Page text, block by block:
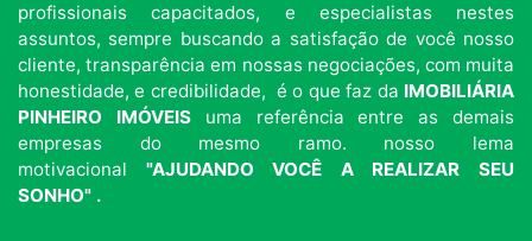
profissionais capacitados, e especialistas nestes
assuntos, sempre buscando a satisfação de você nosso
cliente, transparência em nossas negociações, com muita
honestidade, e credibilidade, é o que faz da IMOBILIÁRIA
PINHEIRO IMÓVEIS uma referência entre as demais
empresas do mesmo ramo. nosso lema
motivacional "AJUDANDO VOCÊ A REALIZAR SEU
SONHO" .